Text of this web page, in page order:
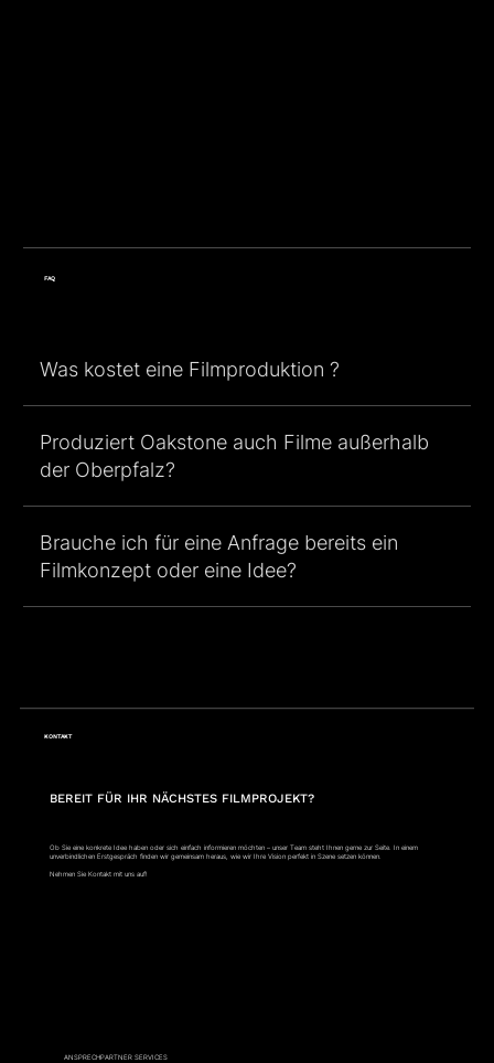
FAQ
Was kostet eine Filmproduktion ?
Produziert Oakstone auch Filme außerhalb
der Oberpfalz?
Brauche ich für eine Anfrage bereits ein
Filmkonzept oder eine Idee?
KONTAKT
BEREIT FÜR IHR NÄCHSTES FILMPROJEKT?
Ob Sie eine konkrete Idee haben oder sich einfach informieren möchten – unser Team steht Ihnen gerne zur Seite. In einem
unverbindlichen Erstgespräch finden wir gemeinsam heraus, wie wir Ihre Vision perfekt in Szene setzen können.
Nehmen Sie Kontakt mit uns auf!
ANSPRECHPARTNER SERVICES